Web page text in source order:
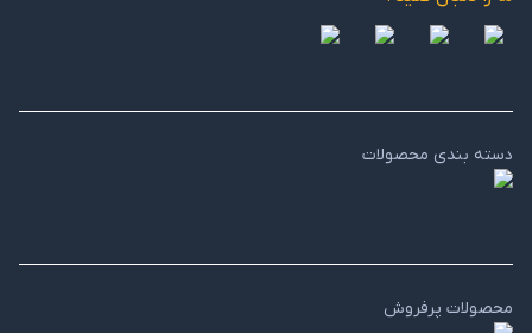
دسته بندی محصولات
محصولات پرفروش